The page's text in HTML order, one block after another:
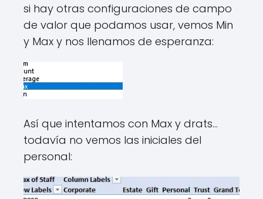
si hay otras configuraciones de campo
de valor que podamos usar, vemos Min
y Max y nos llenamos de esperanza:
Así que intentamos con Max y drats…
todavía no vemos las iniciales del
personal: